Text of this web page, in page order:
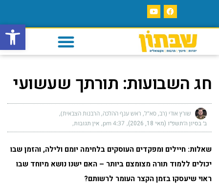
פתח
חג השבועות: תורתך שעשועי
שורץ אודי (רב, סא"ל, ראש ענף ההלכה, הרבנות הצבאית)
ב׳ בסיון ה׳תשפ״ו (מאי 18, 2026) 4:37 pm אין תגובות
שאלות: חיילים ומפקדים העוסקים בלחימה יומם ולילה, והזמן שבו
יכולים ללמוד תורה מצומצם ביותר – האם ישנו נושא מיוחד שבו
ראוי שיעסקו בזמן הקצר העומר לרשותם?